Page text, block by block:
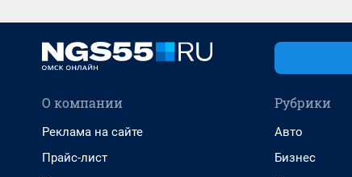
О компании
Реклама на сайте
Прайс-лист
Рубрики
Авто
Бизнес